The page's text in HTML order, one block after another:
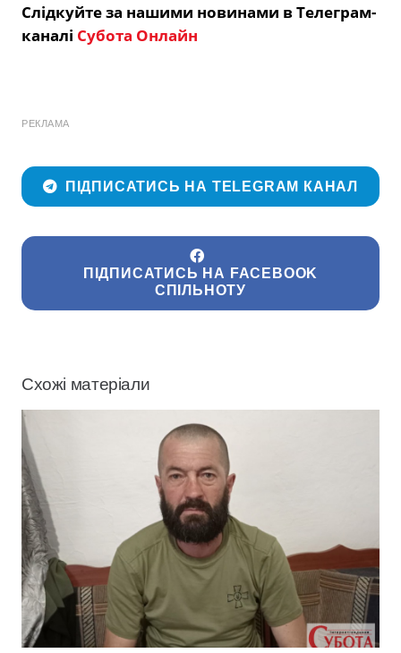
Слідкуйте за нашими новинами в Телеграм-
каналі Субота Онлайн
РЕКЛАМА
ПІДПИСАТИСЬ НА TELEGRAM КАНАЛ
ПІДПИСАТИСЬ НА FACEBOOK
СПІЛЬНОТУ
Схожі матеріали